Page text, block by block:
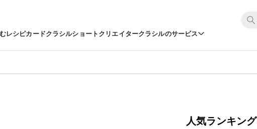
レシピカードクラシルショートクリエイタークラシルのサービス
人気ランキング